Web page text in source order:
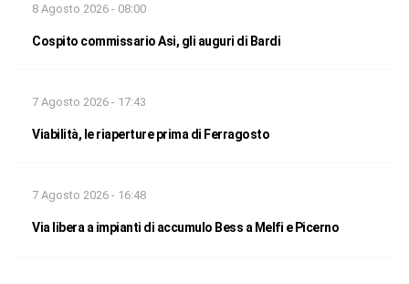
8 Agosto 2026 - 08:00
Cospito commissario Asi, gli auguri di Bardi
7 Agosto 2026 - 17:43
Viabilità, le riaperture prima di Ferragosto
7 Agosto 2026 - 16:48
Via libera a impianti di accumulo Bess a Melfi e Picerno